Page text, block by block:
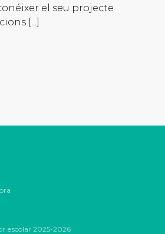
el seu projecte
[...]
escolar 2025-2026